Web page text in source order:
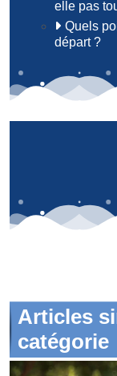
elle pas
Quels
départ ?
Articles
catégorie